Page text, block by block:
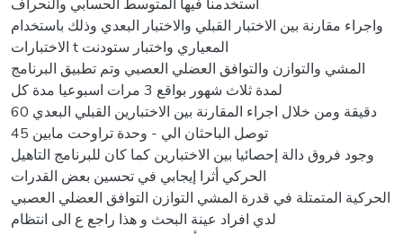
استخدمنا فيها المتوسط الحسابي والنحراف
واجراء مقارنة بين الاختبار القبلي والاختبار البعدي وذلك باستخدام
الاختبارات t المعياري واختبار ستودنت
المشي والتوازن والتوافق العضلي العصبي وتم تطبيق البرنامج
لمدة ثلاث شهور بواقع 3 مرات اسبوعيا مدة كل
60 دقيقة ومن خلال اجراء المقارنة بين الاختبارين القبلي البعدي
توصل الباحثان الي - وحدة تراوحت مابين 45
وجود فروق دالة إحصائيا بين الاختبارين كما كان للبرنامج التاهيل
الحركي أثرا إيجابي في تحسين بعض القدرات
الحركية المتمتلة في قدرة المشي التوازن التوافق العضلي العصبي
لدي افراد عينة البحث و هذا راجع ع الى انتظام